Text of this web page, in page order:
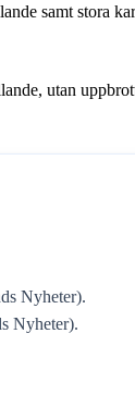
samt stora
utan
Nyheter).
Nyheter).